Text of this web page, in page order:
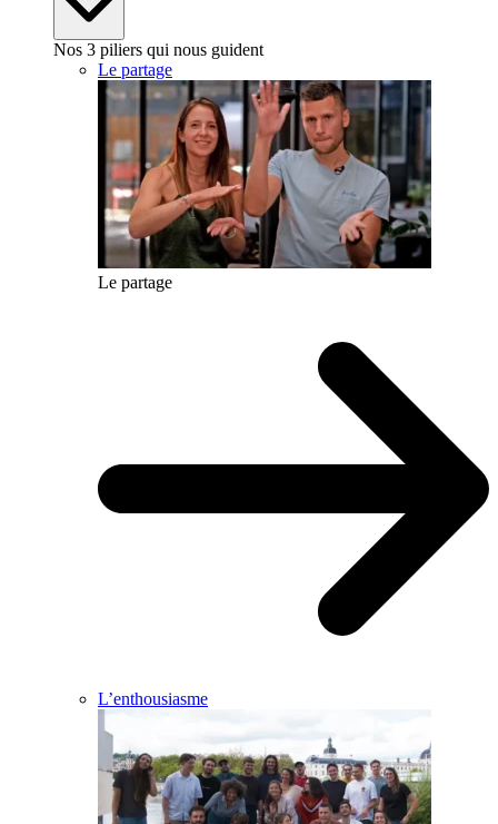
Nos 3 piliers qui nous guident
Le partage
Le partage
L’enthousiasme